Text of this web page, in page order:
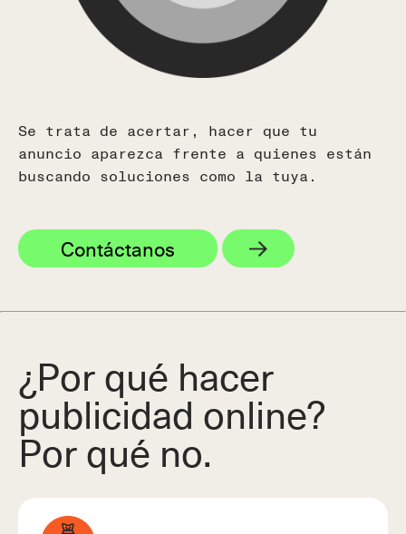
Calle Real, 59, 29680
Estepona, Málaga, España
Colombia
Ecuador y Chile
Se trata de acertar, hacer que tu
anuncio aparezca frente a quienes están
buscando soluciones como la tuya.
Contáctanos
¿Por qué hacer
publicidad online?
Por qué no.